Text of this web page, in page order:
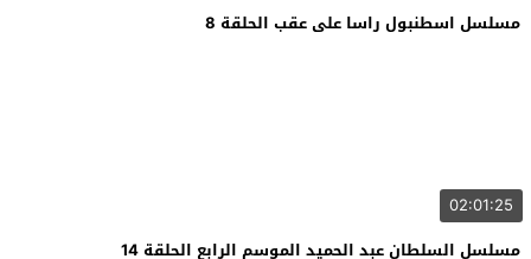
مسلسل اسطنبول راسا على عقب الحلقة 8
02:01:25
مسلسل السلطان عبد الحميد الموسم الرابع الحلقة 14